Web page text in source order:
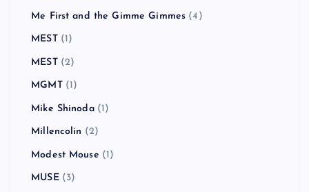
Me First and the Gimme Gimmes (4)
MEST(1)
MEST(2)
MGMT(1)
Mike Shinoda(1)
Millencolin (2)
Modest Mouse (1)
MUSE(3)